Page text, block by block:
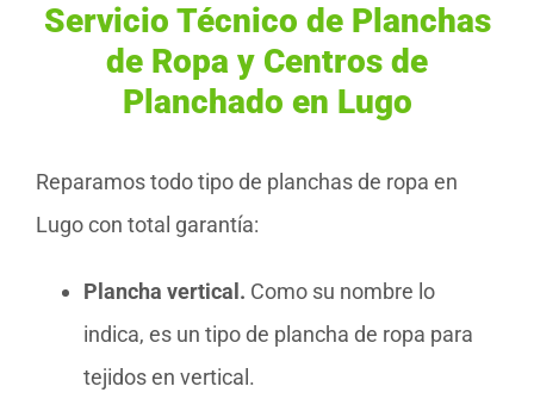
Servicio Técnico de Planchas
de Ropa y Centros de
Planchado en Lugo
Reparamos todo tipo de planchas de ropa en
Lugo con total garantía:
Plancha vertical. Como su nombre lo
indica, es un tipo de plancha de ropa para
tejidos en vertical.